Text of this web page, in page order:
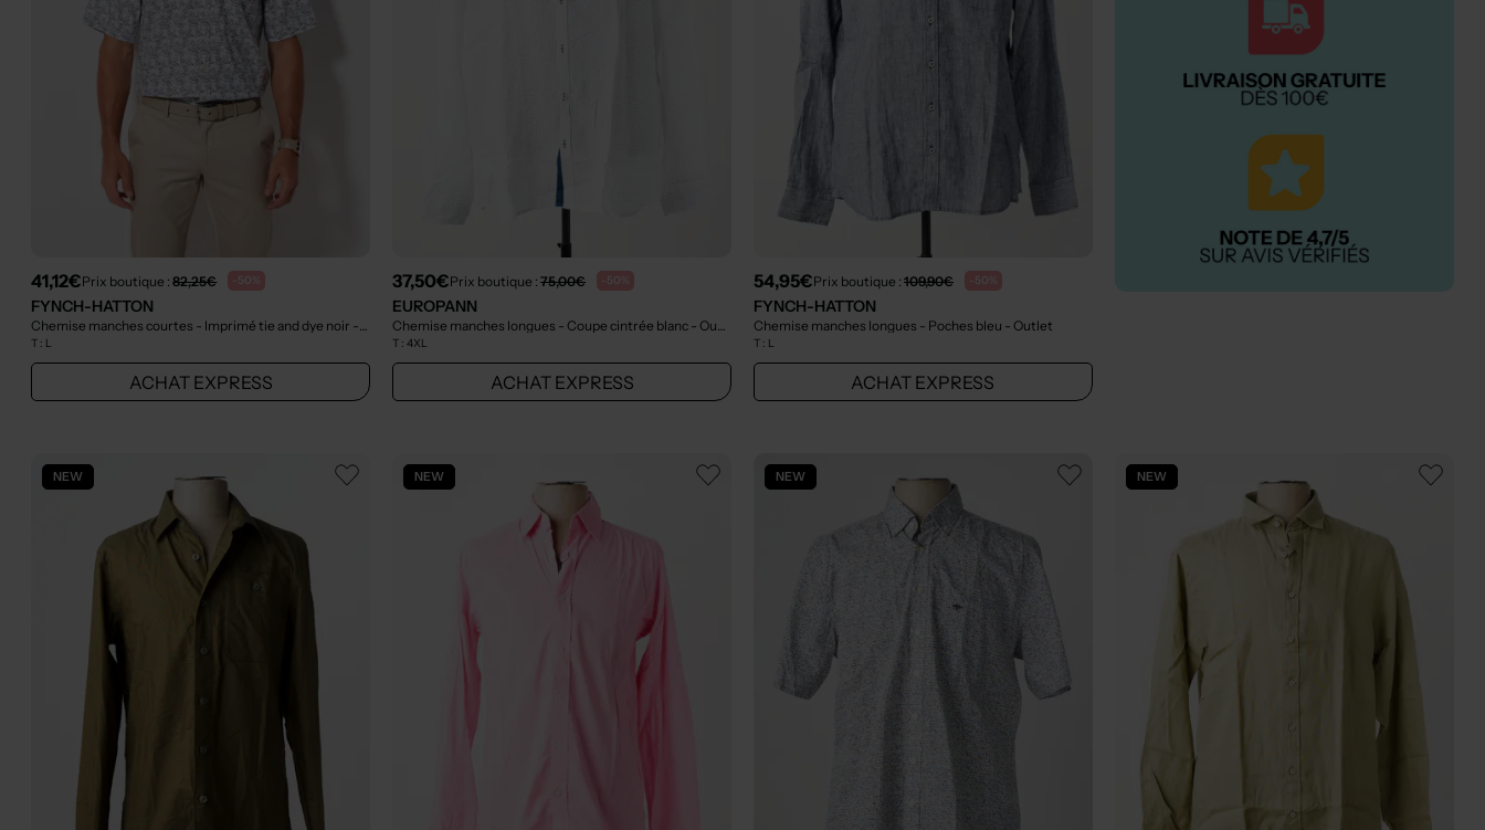
41,12€Prix boutique :82,25€ -50%
FYNCH-HATTON
Chemise manches courtes - Imprimé tie and dye noir - Outlet
T : L
ACHAT EXPRESS
37,50€Prix boutique :75,00€ -50%
EUROPANN
Chemise manches longues - Coupe cintrée blanc - Outlet
T :4XL
ACHAT EXPRESS
54,95€Prix boutique : 109,90€ -50%
FYNCH-HATTON
Chemise manches longues - Poches bleu - Outlet
T : L
ACHAT EXPRESS
NEW NEW NEW NEW